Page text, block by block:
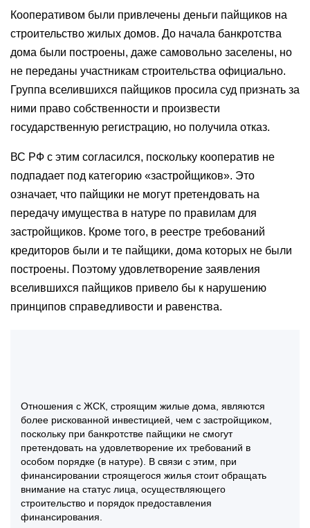
Кооперативом были привлечены деньги пайщиков на
строительство жилых домов. До начала банкротства
дома были построены, даже самовольно заселены, но
не переданы участникам строительства официально.
Группа вселившихся пайщиков просила суд признать за
ними право собственности и произвести
государственную регистрацию, но получила отказ.
ВС РФ с этим согласился, поскольку кооператив не
подпадает под категорию «застройщиков». Это
означает, что пайщики не могут претендовать на
передачу имущества в натуре по правилам для
застройщиков. Кроме того, в реестре требований
кредиторов были и те пайщики, дома которых не были
построены. Поэтому удовлетворение заявления
вселившихся пайщиков привело бы к нарушению
принципов справедливости и равенства.
Отношения с ЖСК, строящим жилые дома, являются
более рискованной инвестицией, чем с застройщиком,
поскольку при банкротстве пайщики не смогут
претендовать на удовлетворение их требований в
особом порядке (в натуре). В связи с этим, при
финансировании строящегося жилья стоит обращать
внимание на статус лица, осуществляющего
строительство и порядок предоставления
финансирования.